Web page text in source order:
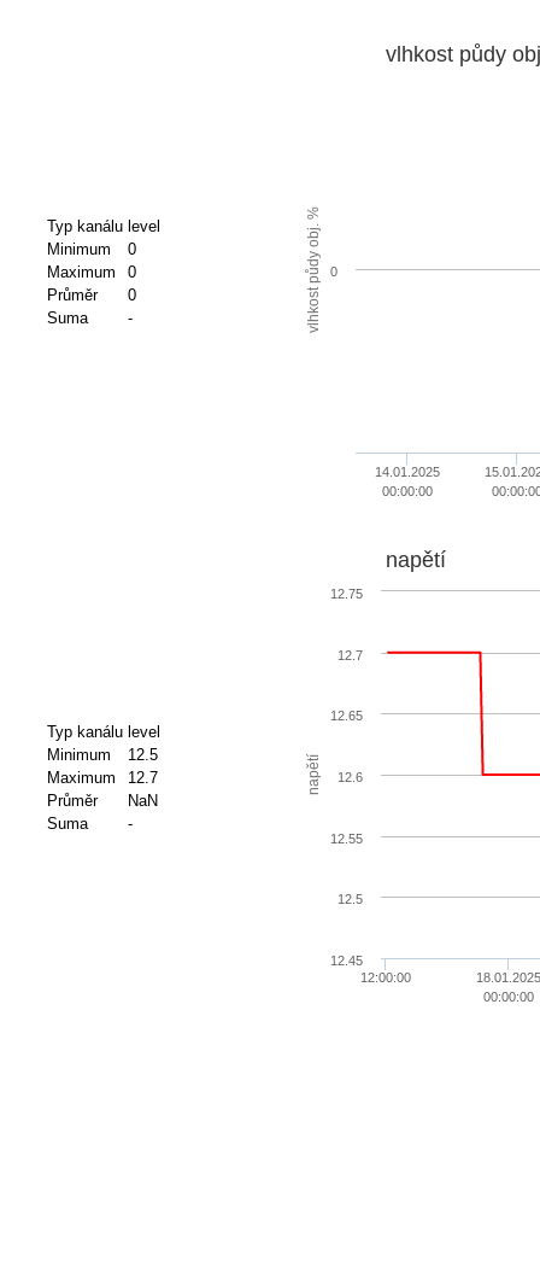
Typ kanálu level
Minimum
0
Maximum
0
Průměr
0
Suma
- vlhkost půdy obj. %
vlhkost půdy
14.01.2025
00:00:00
0
Typ kanálu level
Minimum
12.5
Maximum
12.7
Průměr
NaN
Suma
-
napětí
napětí
18.01.2025
00:00:00
12:00:00
12.45
12.5
12.55
12.6
12.65
12.7
12.75